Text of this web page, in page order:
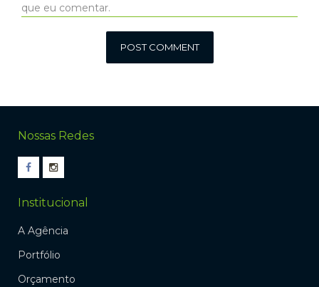
que eu comentar.
Nossas Redes
Institucional
A Agência
Portfólio
Orçamento